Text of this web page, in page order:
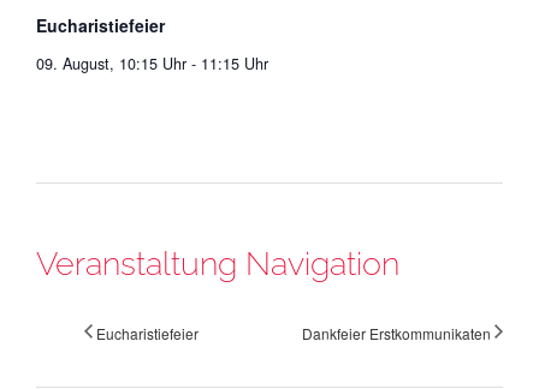
Eucharistiefeier
09. August, 10:15 Uhr - 11:15 Uhr
Veranstaltung Navigation
Eucharistiefeier Dankfeier Erstkommunikaten